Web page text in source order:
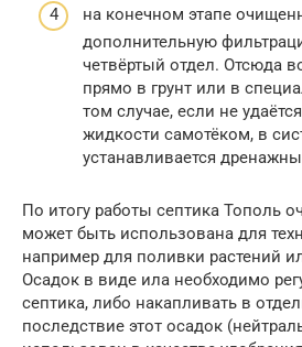
на конечном этапе
дополнительную
четвёртый отдел. Отсюда
прямо в грунт или в
том случае, если не
жидкости самотёком, в
устанавливается
По итогу работы септика Тополь
может быть использована для
например для поливки растений
Осадок в виде ила необходимо
септика, либо накапливать в
последствие этот осадок